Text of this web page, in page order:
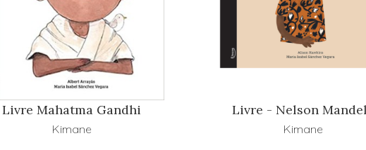
Livre Mahatma Gandhi
Kimane
Livre - Nelson
Kimane